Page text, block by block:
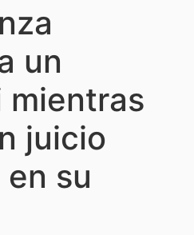
un
mientras
juicio
su